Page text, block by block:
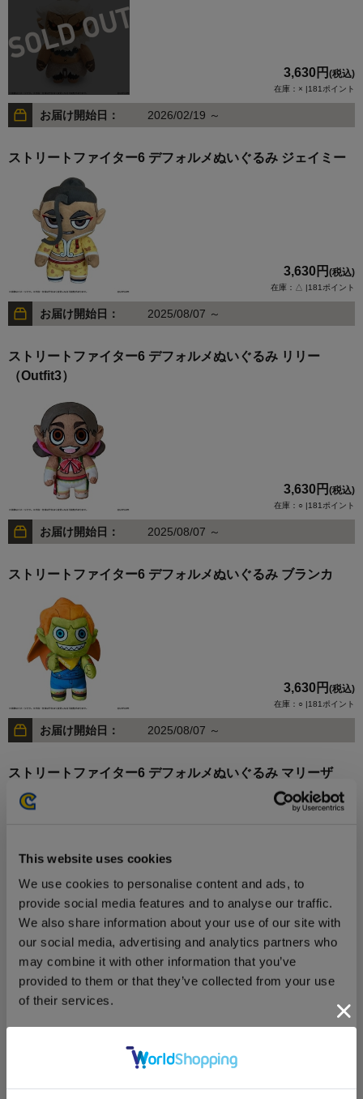
This website uses cookies
We use cookies to personalise content and ads, to
provide social media features and to analyse our traffic.
We also share information about your use of our site with
our social media, advertising and analytics partners who
may combine it with other information that you’ve
provided to them or that they’ve collected from your use
of their services.
3,630円 (税込)
在庫：× |181ポイント
お届け開始日： 2026/02/19 ～
ストリートファイター6 デフォルメぬいぐるみ ジェイミー
3,630円 (税込)
在庫：△ |181ポイント
お届け開始日： 2025/08/07 ～
ストリートファイター6 デフォルメぬいぐるみ リリー
（Outfit3）
3,630円 (税込)
在庫：○ |181ポイント
お届け開始日： 2025/08/07 ～
ストリートファイター6 デフォルメぬいぐるみ ブランカ
3,630円 (税込)
在庫：○ |181ポイント
お届け開始日： 2025/08/07 ～
ストリートファイター6 デフォルメぬいぐるみ マリーザ
3,630円
在庫：△ |181ポイント
お届け開始日： 2025/07/10 ～
ストリートファイター6 デフォルメぬいぐるみ マノン
(税込)